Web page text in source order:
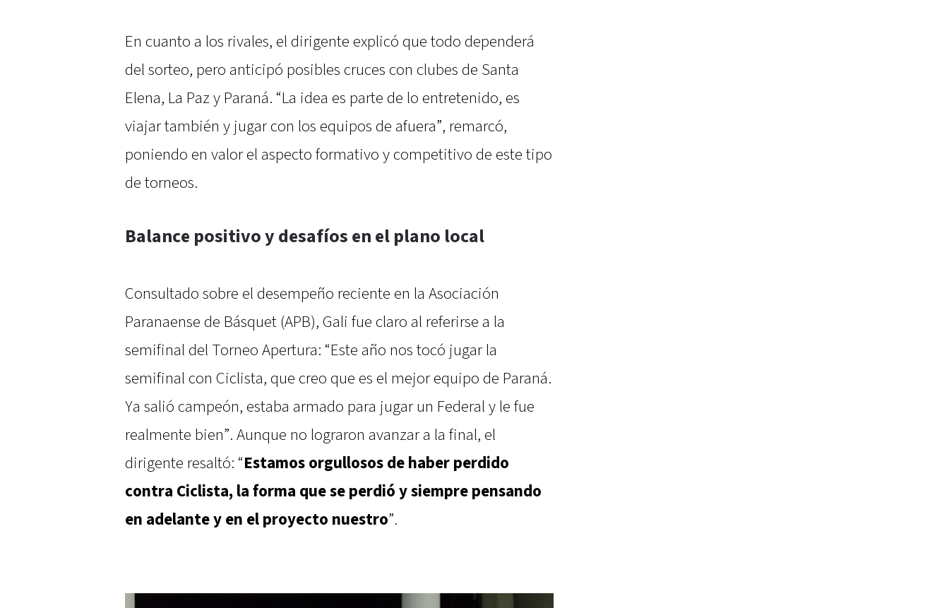
En cuanto a los rivales, el dirigente explicó que todo dependerá
del sorteo, pero anticipó posibles cruces con clubes de Santa
Elena, La Paz y Paraná. “La idea es parte de lo entretenido, es
viajar también y jugar con los equipos de afuera”, remarcó,
poniendo en valor el aspecto formativo y competitivo de este tipo
de torneos.
Balance positivo y desafíos en el plano local
Consultado sobre el desempeño reciente en la Asociación
Paranaense de Básquet (APB), Gali fue claro al referirse a la
semifinal del Torneo Apertura: “Este año nos tocó jugar la
semifinal con Ciclista, que creo que es el mejor equipo de Paraná.
Ya salió campeón, estaba armado para jugar un Federal y le fue
realmente bien”. Aunque no lograron avanzar a la final, el
dirigente resaltó: “Estamos orgullosos de haber perdido
contra Ciclista, la forma que se perdió y siempre pensando
en adelante y en el proyecto nuestro”.